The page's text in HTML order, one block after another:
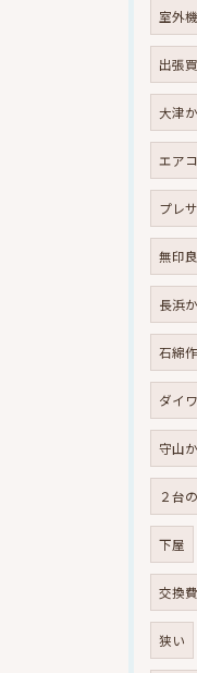
室外
出張
大津
エア
プレ
無印
長浜
石綿
ダイ
守山
２台
下屋
交換
狭い